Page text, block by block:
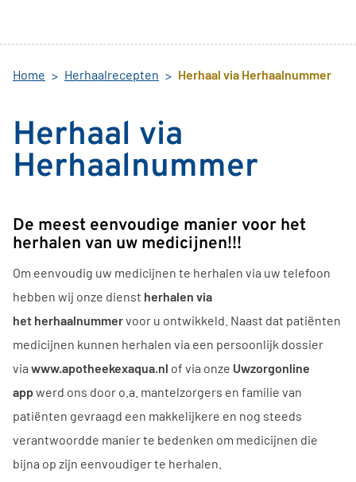
Home Herhaalrecepten Herhaal via Herhaalnummer
Herhaal via
Herhaalnummer
De meest eenvoudige manier voor het
herhalen van uw medicijnen!!!
Om eenvoudig uw medicijnen te herhalen via uw telefoon
hebben wij onze dienst herhalen via
het herhaalnummervoor u ontwikkeld. Naast dat patiënten
medicijnen kunnen herhalen via een persoonlijk dossier
via www.apotheekexaqua.nl of via onze Uwzorgonline
appwerd ons door o.a. mantelzorgers en familie van
patiënten gevraagd een makkelijkere en nog steeds
verantwoordde manier te bedenken om medicijnen die
bijna op zijn eenvoudiger te herhalen.